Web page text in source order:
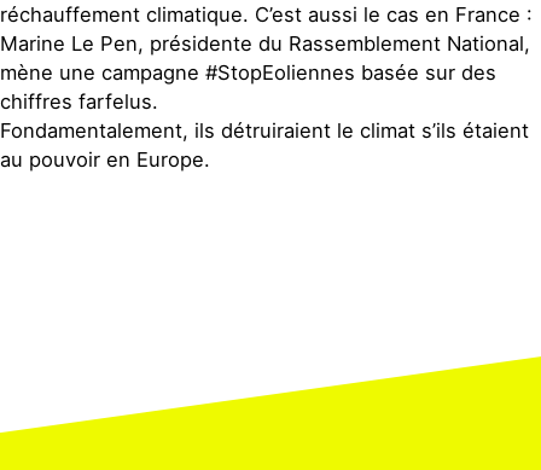
réchauffement climatique. C’est aussi le cas en France :
Marine Le Pen, présidente du Rassemblement National,
mène une campagne #StopEoliennes basée sur des
chiffres farfelus.
Fondamentalement, ils détruiraient le climat s’ils étaient
au pouvoir en Europe.